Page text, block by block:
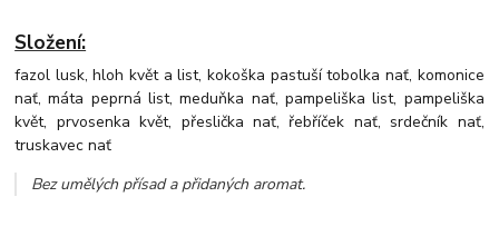
Složení:
fazol lusk, hloh květ a list, kokoška pastuší tobolka nať, komonice
nať, máta peprná list, meduňka nať, pampeliška list, pampeliška
květ, prvosenka květ, přeslička nať, řebříček nať, srdečník nať,
truskavec nať
Bez umělých přísad a přidaných aromat.